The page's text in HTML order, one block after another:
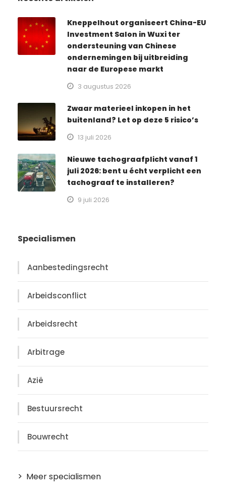
Kneppelhout organiseert China-EU
Investment Salon in Wuxi ter
ondersteuning van Chinese
ondernemingen bij uitbreiding
naar de Europese markt
3 augustus 2026
Zwaar materieel inkopen in het
buitenland? Let op deze 5 risico’s
13 juli 2026
Nieuwe tachograafplicht vanaf 1
juli 2026: bent u écht verplicht een
tachograaf te installeren?
9 juli 2026
Specialismen
Aanbestedingsrecht
Arbeidsconflict
Arbeidsrecht
Arbitrage
Azië
Bestuursrecht
Bouwrecht
Meer specialismen